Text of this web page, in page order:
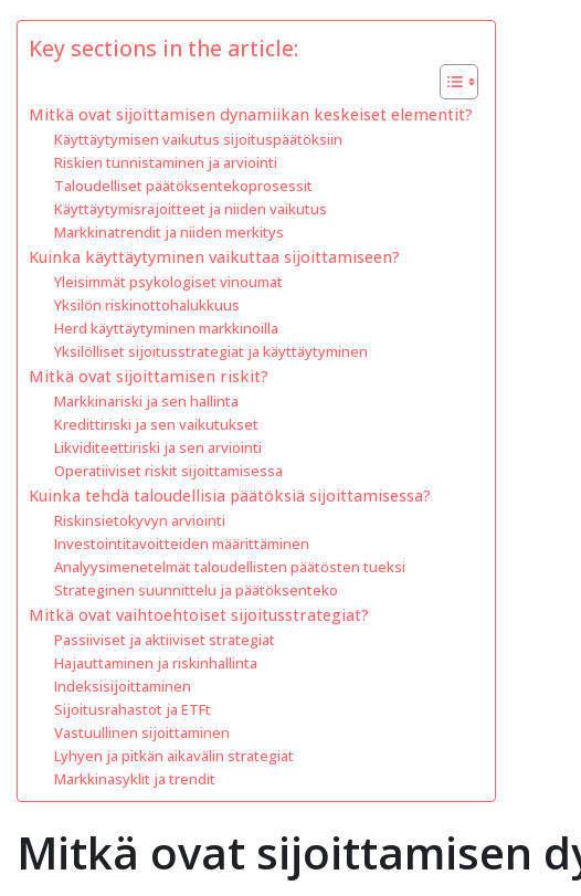
Key sections in the article:
Mitkä ovat sijoittamisen dynamiikan keskeiset elementit?
Käyttäytymisen vaikutus sijoituspäätöksiin
Riskien tunnistaminen ja arviointi
Taloudelliset päätöksentekoprosessit
Käyttäytymisrajoitteet ja niiden vaikutus
Markkinatrendit ja niiden merkitys
Kuinka käyttäytyminen vaikuttaa sijoittamiseen?
Yleisimmät psykologiset vinoumat
Yksilön riskinottohalukkuus
Herd käyttäytyminen markkinoilla
Yksilölliset sijoitusstrategiat ja käyttäytyminen
Mitkä ovat sijoittamisen riskit?
Markkinariski ja sen hallinta
Kredittiriski ja sen vaikutukset
Likviditeettiriski ja sen arviointi
Operatiiviset riskit sijoittamisessa
Kuinka tehdä taloudellisia päätöksiä sijoittamisessa?
Riskinsietokyvyn arviointi
Investointitavoitteiden määrittäminen
Analyysimenetelmät taloudellisten päätösten tueksi
Strateginen suunnittelu ja päätöksenteko
Mitkä ovat vaihtoehtoiset sijoitusstrategiat?
Passiiviset ja aktiiviset strategiat
Hajauttaminen ja riskinhallinta
Indeksisijoittaminen
Sijoitusrahastot ja ETFt
Vastuullinen sijoittaminen
Lyhyen ja pitkän aikavälin strategiat
Markkinasyklit ja trendit
Mitkä ovat sijoittamisen